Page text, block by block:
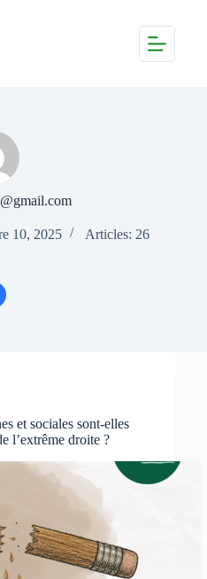
10, 2025 Articles: 26
et sociales sont-elles
l’extrême droite ?